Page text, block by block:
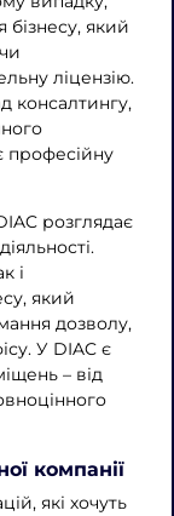
бізнесу, який
ліцензію.
консалтингу,
професійну
розглядає
і
який
дозволу,
У DIAC є
– від
компанії
які хочуть